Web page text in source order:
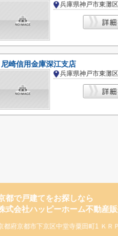
尼崎信用金庫深江支店
都で戸建てをお探しなら
式会社ハッピーホーム不動産
都府京都市下京区中堂寺粟田町1 ＫＲ